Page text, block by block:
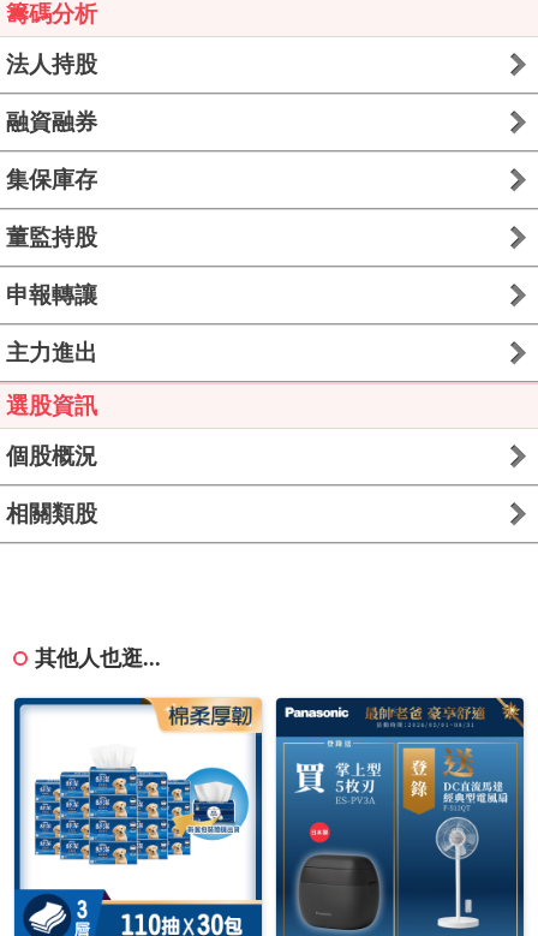
籌碼分析
法人持股
融資融券
集保庫存
董監持股
申報轉讓
主力進出
選股資訊
個股概況
相關類股
其他人也逛...